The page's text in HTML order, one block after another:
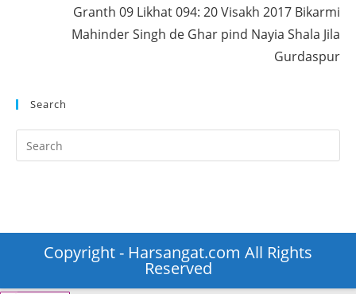
Granth 09 Likhat 094: 20 Visakh 2017 Bikarmi
Mahinder Singh de Ghar pind Nayia Shala Jila
Gurdaspur
Search
Copyright - Harsangat.com All Rights
Reserved